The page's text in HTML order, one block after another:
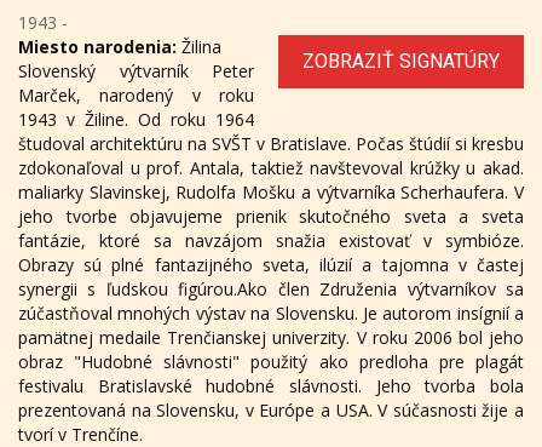
1943 -
ZOBRAZIŤ SIGNATÚRY
Miesto narodenia: Žilina
Slovenský výtvarník Peter
Marček, narodený v roku
1943 v Žiline. Od roku 1964
študoval architektúru na SVŠT v Bratislave. Počas štúdií si kresbu
zdokonaľoval u prof. Antala, taktiež navštevoval krúžky u akad.
maliarky Slavinskej, Rudolfa Mošku a výtvarníka Scherhaufera. V
jeho tvorbe objavujeme prienik skutočného sveta a sveta
fantázie, ktoré sa navzájom snažia existovať v symbióze.
Obrazy sú plné fantazijného sveta, ilúzií a tajomna v častej
synergii s ľudskou figúrou.Ako člen Združenia výtvarníkov sa
zúčastňoval mnohých výstav na Slovensku. Je autorom insígnií a
pamätnej medaile Trenčianskej univerzity. V roku 2006 bol jeho
obraz "Hudobné slávnosti" použitý ako predloha pre plagát
festivalu Bratislavské hudobné slávnosti. Jeho tvorba bola
prezentovaná na Slovensku, v Európe a USA. V súčasnosti žije a
tvorí v Trenčíne.